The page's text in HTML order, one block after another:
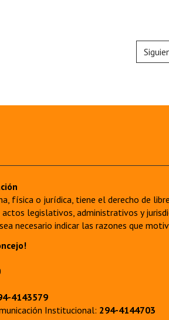
física o jurídica, tiene el derecho de
legislativos, administrativos y
necesario indicar las razones que
4143579
Institucional: 294-4144703